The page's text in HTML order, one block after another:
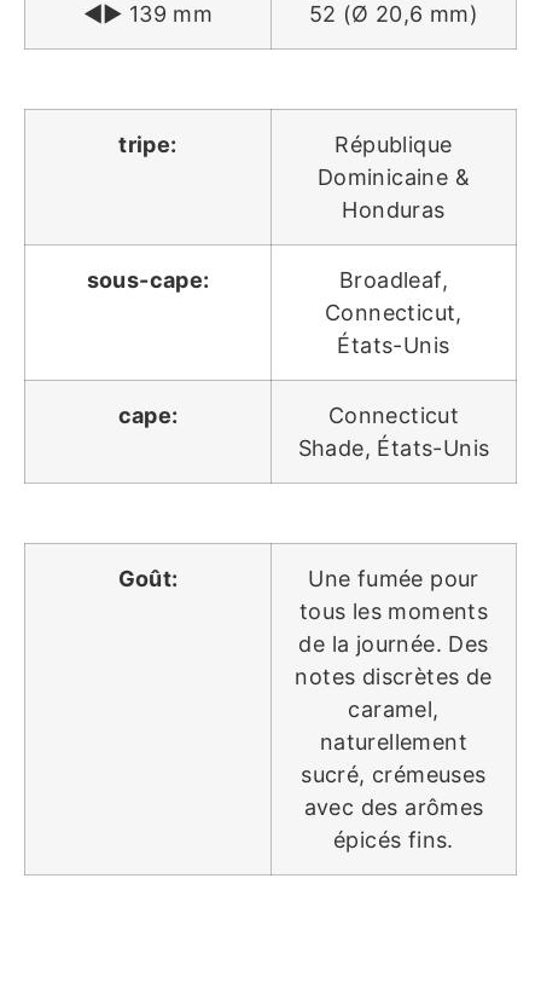
◄► 139 mm 52 (Ø 20,6 mm)
tripe:
République
Dominicaine &
Honduras
sous-cape:
Broadleaf,
Connecticut,
États-Unis
cape:
Connecticut
Shade, États-Unis
Goût:
Une fumée pour
tous les moments
de la journée. Des
notes discrètes de
caramel,
naturellement
sucré, crémeuses
avec des arômes
épicés fins.